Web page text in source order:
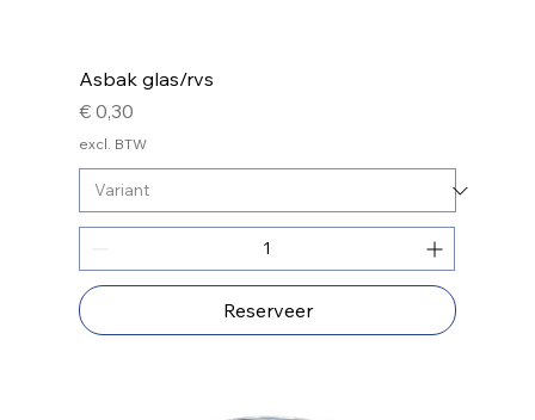
Asbak glas/rvs
Prijs
€ 0,30
excl. BTW
Reserveer